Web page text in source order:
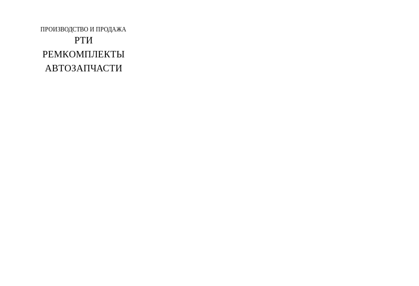
ПРОИЗВОДСТВО И ПРОДАЖА
РТИ
РЕМКОМПЛЕКТЫ
АВТОЗАПЧАСТИ